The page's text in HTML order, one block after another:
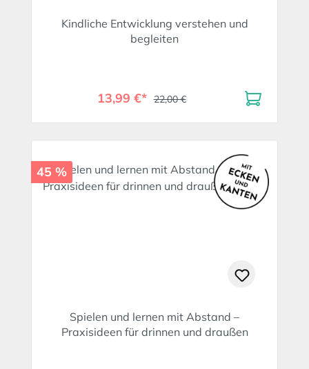
Kindliche Entwicklung verstehen und
begleiten
13,99 €* 22,00 €
45 %
Spielen und lernen mit Abstand –
Praxisideen für drinnen und draußen